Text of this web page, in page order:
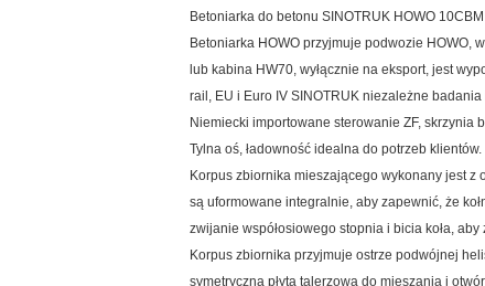
Betoniarka do betonu SINOTRUK HOWO
Betoniarka HOWO przyjmuje podwozie HOWO,
lub kabina HW70, wyłącznie na eksport, jest
rail, EU i Euro IV SINOTRUK niezależne
Niemiecki importowane sterowanie ZF, skrzynia
Tylna oś, ładowność idealna do potrzeb klientów.
Korpus zbiornika mieszającego wykonany jest z
są uformowane integralnie, aby zapewnić, że
zwijanie współosiowego stopnia i bicia koła,
Korpus zbiornika przyjmuje ostrze podwójnej
symetryczna płyta talerzowa do mieszania i